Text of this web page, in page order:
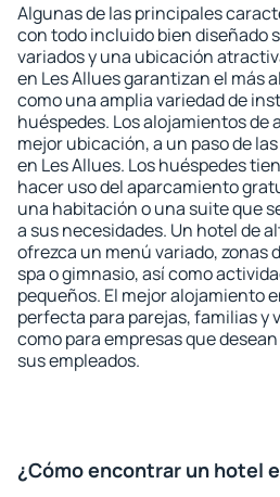
Algunas de las principales
con todo incluido bien diseñado
variados y una ubicación
en Les Allues garantizan el más
como una amplia variedad de
huéspedes. Los alojamientos de
mejor ubicación, a un paso de
en Les Allues. Los huéspedes
hacer uso del aparcamiento
una habitación o una suite que
a sus necesidades. Un hotel de
ofrezca un menú variado, zonas
spa o gimnasio, así como
pequeños. El mejor alojamiento
perfecta para parejas, familias y
como para empresas que
sus empleados.
¿Cómo encontrar un hotel